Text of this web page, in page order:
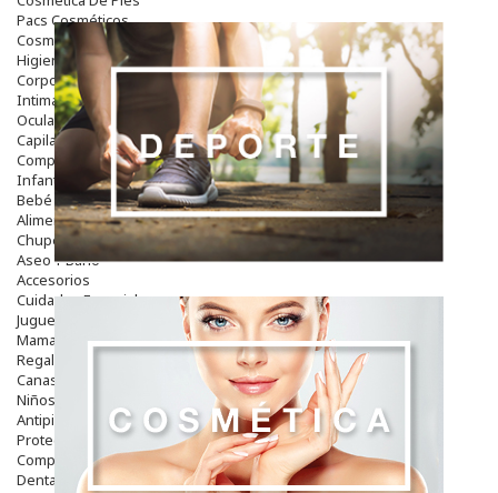
Pacs Cosméticos
Cosmetica Facial Piel Sensible
Higiene
Corporal
Intima
Ocular
Capilar
Complementos
Infantil
Bebé
Alimentación Y Complementos
Chupetes Y Mordedores
Aseo Y Baño
Accesorios
Cuidados Especiales
Juguetes
Mama
Regalos
Canastilla
Niños
Antipiojos
Protección Solar
Complementos Alimentarios
Dentales